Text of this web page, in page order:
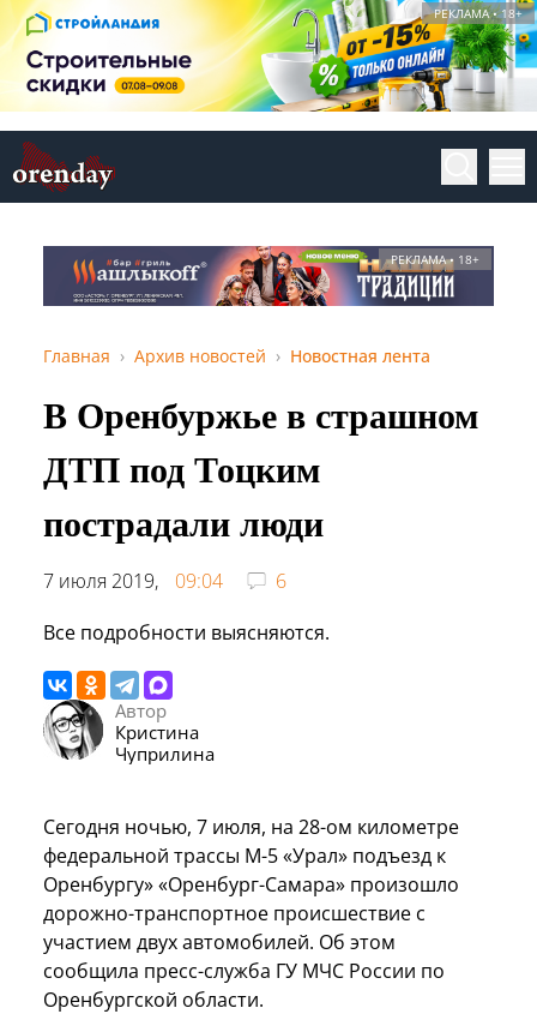
РЕКЛАМА • 18+
РЕКЛАМА • 18+
Главная Архив новостей Новостная лента
В Оренбуржье в страшном
ДТП под Тоцким
пострадали люди
7 июля 2019, 09:04
6
Все подробности выясняются.
Автор
Кристина
Чуприлина
Сегодня ночью, 7 июля, на 28-ом километре
федеральной трассы М-5 «Урал» подъезд к
Оренбургу» «Оренбург-Самара» произошло
дорожно-транспортное происшествие с
участием двух автомобилей. Об этом
сообщила пресс-служба ГУ МЧС России по
Оренбургской области.